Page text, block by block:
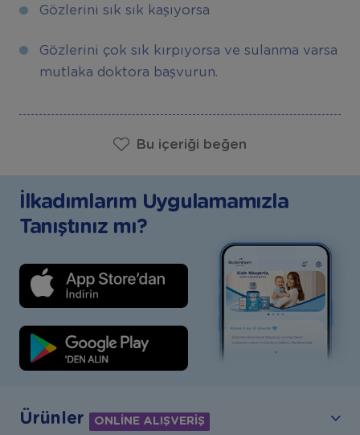
Gözlerini sık sık kaşıyorsa
Gözlerini çok sık kırpıyorsa ve sulanma varsa
mutlaka doktora başvurun.
Bu içeriği beğen
İlkadımlarım Uygulamamızla
Tanıştınız mı?
Ürünler ONLİNE ALIŞVERİŞ